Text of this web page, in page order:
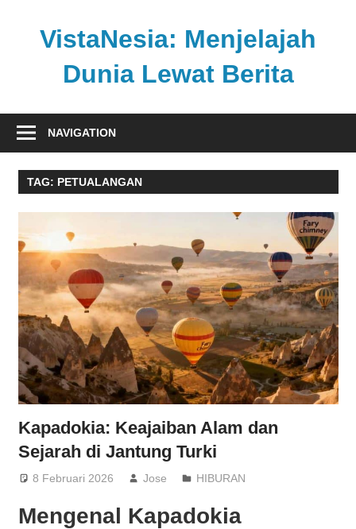
VistaNesia: Menjelajah
Dunia Lewat Berita
nasional
global
dalam
informatif
NAVIGATION
TAG: PETUALANGAN
Kapadokia: Keajaiban Alam dan
Sejarah di Jantung Turki
8 Februari 2026 Jose HIBURAN
Mengenal Kapadokia